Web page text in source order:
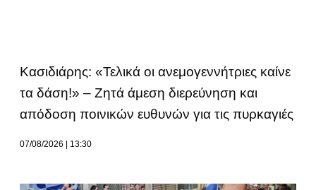
Κασιδιάρης: «Τελικά οι ανεμογεννήτριες καίνε
τα δάση!» – Ζητά άμεση διερεύνηση και
απόδοση ποινικών ευθυνών για τις πυρκαγιές
07/08/2026 13:30